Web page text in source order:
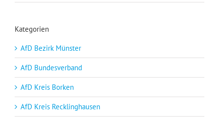
Kategorien
AfD Bezirk Münster
AfD Bundesverband
AfD Kreis Borken
AfD Kreis Recklinghausen